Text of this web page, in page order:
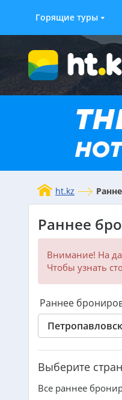
Горящие туры
ht.kz
Раннее
Внимание! На
Чтобы узнать
Раннее
Петропавловск
Выберите
Все раннее